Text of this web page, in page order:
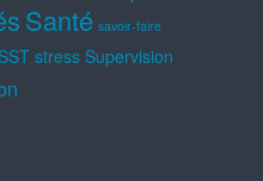
Santé savoir-faire
SST stress Supervision